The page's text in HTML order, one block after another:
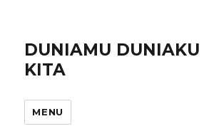
DUNIAMU
KITA
MENU